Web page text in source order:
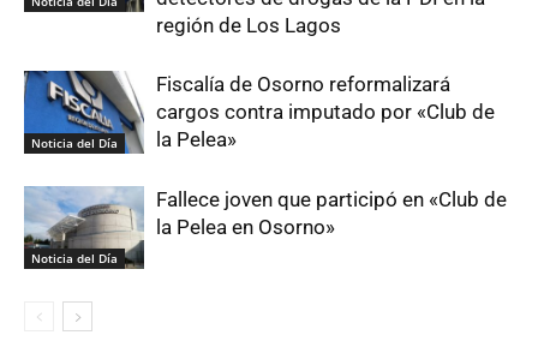
región de Los Lagos
Noticia del Día
Fiscalía de Osorno reformalizará
cargos contra imputado por «Club de
la Pelea»
Noticia del Día
Fallece joven que participó en «Club de
la Pelea en Osorno»